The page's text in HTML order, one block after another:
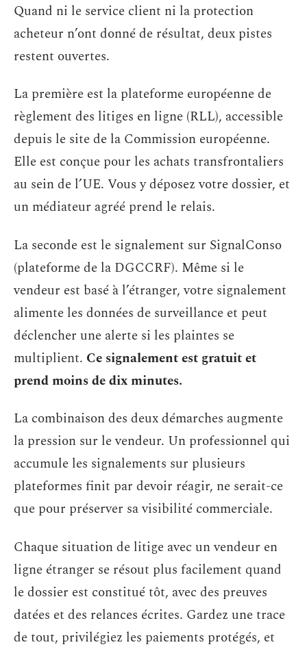
Quand ni le service client ni la protection
acheteur n’ont donné de résultat, deux pistes
restent ouvertes.
La première est la plateforme européenne de
règlement des litiges en ligne (RLL), accessible
depuis le site de la Commission européenne.
Elle est conçue pour les achats transfrontaliers
au sein de l’UE. Vous y déposez votre dossier, et
un médiateur agréé prend le relais.
La seconde est le signalement sur SignalConso
(plateforme de la DGCCRF). Même si le
vendeur est basé à l’étranger, votre signalement
alimente les données de surveillance et peut
déclencher une alerte si les plaintes se
multiplient. Ce signalement est gratuit et
prend moins de dix minutes.
La combinaison des deux démarches augmente
la pression sur le vendeur. Un professionnel qui
accumule les signalements sur plusieurs
plateformes finit par devoir réagir, ne serait-ce
que pour préserver sa visibilité commerciale.
Chaque situation de litige avec un vendeur en
ligne étranger se résout plus facilement quand
le dossier est constitué tôt, avec des preuves
datées et des relances écrites. Gardez une trace
de tout, privilégiez les paiements protégés, et